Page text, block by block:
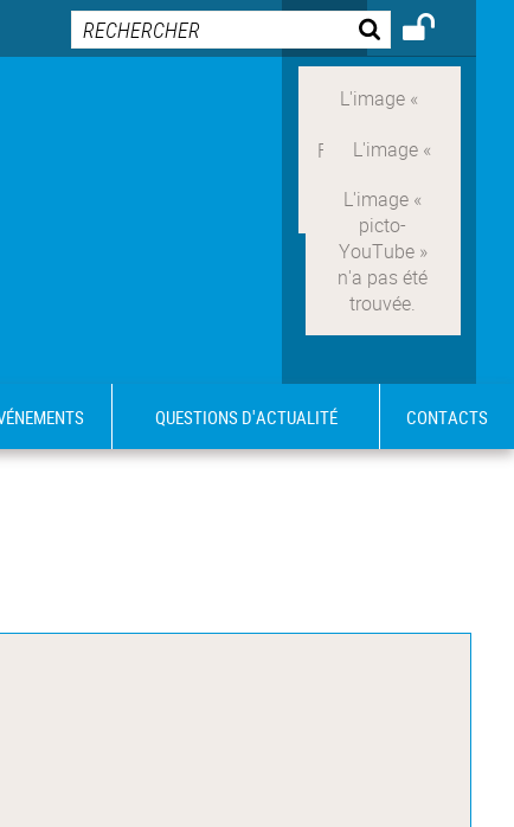
QUESTIONS D'ACTUALITÉ CONTACTS